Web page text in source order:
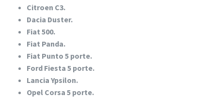
Citroen C3.
Dacia Duster.
Fiat 500.
Fiat Panda.
Fiat Punto 5 porte.
Ford Fiesta 5 porte.
Lancia Ypsilon.
Opel Corsa 5 porte.